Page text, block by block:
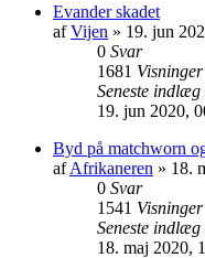
Evander skadet
afVijen » 19. jun
0 Svar
1681 Visninger
Seneste indlæg
19. jun 2020,
Byd på matchworn
afAfrikaneren » 18.
0 Svar
1541 Visninger
Seneste indlæg
18. maj 2020,